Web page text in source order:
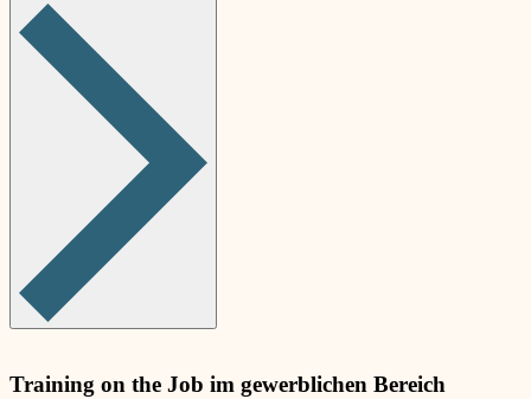
Training on the Job im gewerblichen Bereich